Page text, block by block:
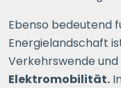
Ebenso bedeutend
Energielandschaft
Verkehrswende
Elektromobilität.